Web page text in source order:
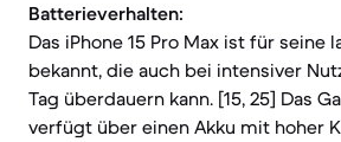
Batterieverhalten:
Das iPhone 15 Pro Max ist für seine
bekannt, die auch bei intensiver
Tag überdauern kann. [15, 25] Das
verfügt über einen Akku mit hoher